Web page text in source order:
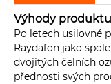
Výhody produktu
Po letech usilovné
Raydafon jako
dvojitých čelních
přednosti svých